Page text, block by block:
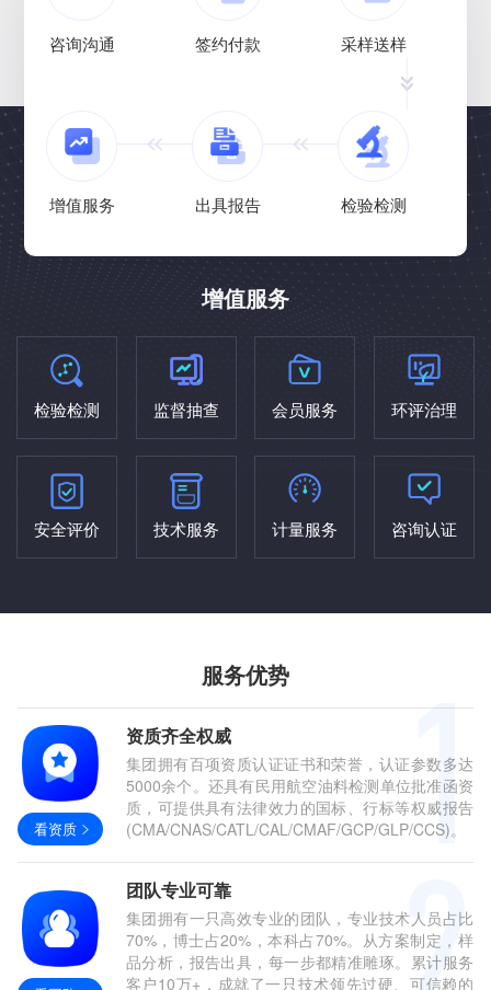
咨询沟通 签约付款 采样送样
增值服务 出具报告 检验检测
增值服务
检验检测 监督抽查 会员服务 环评治理
安全评价 技术服务 计量服务 咨询认证
服务优势
看资质
资质齐全权威
集团拥有百项资质认证证书和荣誉，认证参数多达
5000余个。还具有民用航空油料检测单位批准函资
质，可提供具有法律效力的国标、行标等权威报告
(CMA/CNAS/CATL/CAL/CMAF/GCP/GLP/CCS)。
团队专业可靠
集团拥有一只高效专业的团队，专业技术人员占比
70%，博士占20%，本科占70%。从方案制定，样
品分析，报告出具，每一步都精准雕琢。累计服务
客户10万+，成就了一只技术领先过硬、可信赖的